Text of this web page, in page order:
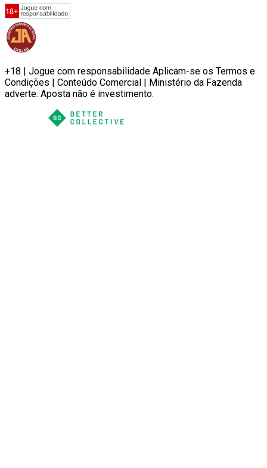
+18 | Jogue com responsabilidade Aplicam-se os Termos e
Condições | Conteúdo Comercial | Ministério da Fazenda
adverte: Aposta não é investimento.